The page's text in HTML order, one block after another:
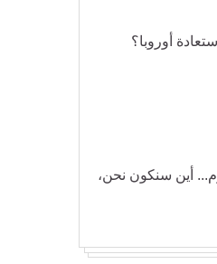
أوروبا؟
أين سنكون نحن،